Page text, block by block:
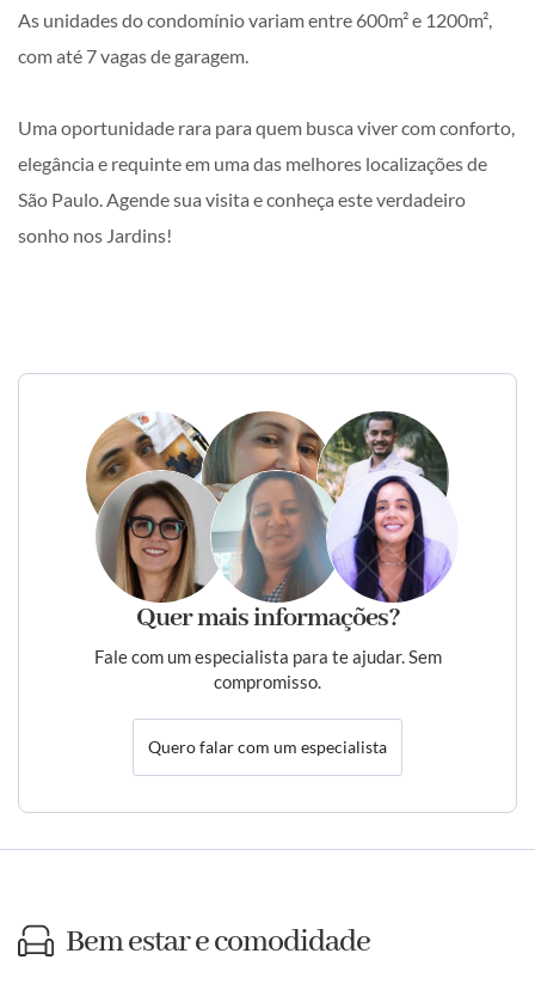
As unidades do condomínio variam entre 600m² e 1200m²,
com até 7 vagas de garagem.
Uma oportunidade rara para quem busca viver com conforto,
elegância e requinte em uma das melhores localizações de
São Paulo. Agende sua visita e conheça este verdadeiro
sonho nos Jardins!
Quer mais informações?
Fale com um especialista para te ajudar. Sem
compromisso.
Quero falar com um especialista
Bem estar e comodidade